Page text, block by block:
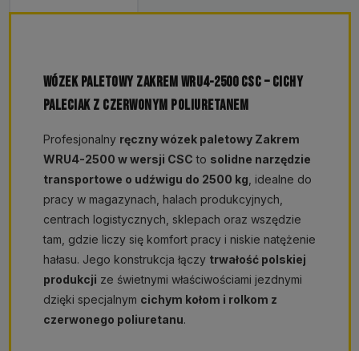
WÓZEK PALETOWY ZAKREM WRU4-2500 CSC – CICHY
PALECIAK Z CZERWONYM POLIURETANEM
Profesjonalny ręczny wózek paletowy Zakrem
WRU4-2500 w wersji CSC to solidne narzędzie
transportowe o udźwigu do 2500 kg , idealne do
pracy w magazynach, halach produkcyjnych,
centrach logistycznych, sklepach oraz wszędzie
tam, gdzie liczy się komfort pracy i niskie natężenie
hałasu. Jego konstrukcja łączy trwałość polskiej
produkcji ze świetnymi właściwościami jezdnymi
dzięki specjalnym cichym kołom i rolkom z
czerwonego poliuretanu.